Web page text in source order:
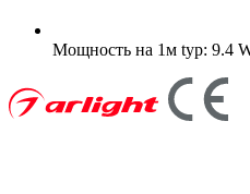
Мощность на 1м typ: 9.4